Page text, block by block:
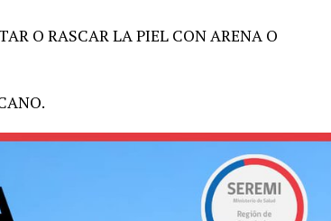
O RASCAR LA PIEL CON ARENA O